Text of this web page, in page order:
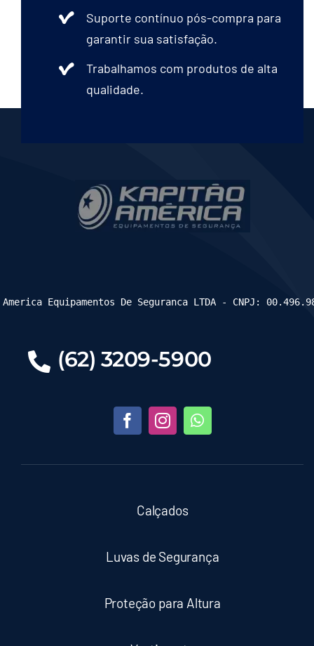
Suporte contínuo pós-compra para
garantir sua satisfação.
Trabalhamos com produtos de alta
qualidade.
(62) 3209-5900
Calçados
Luvas de Segurança
Proteção para Altura
Equipamentos De Seguranca LTDA - CNPJ: